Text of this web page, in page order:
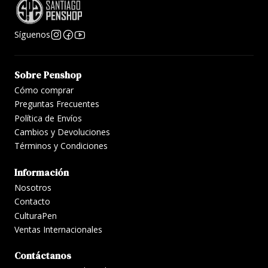
Síguenos
Sobre Penshop
Cómo comprar
Preguntas Frecuentes
Política de Envíos
Cambios y Devoluciones
Términos y Condiciones
Información
Nosotros
Contacto
CulturaPen
Ventas Internacionales
Contáctanos